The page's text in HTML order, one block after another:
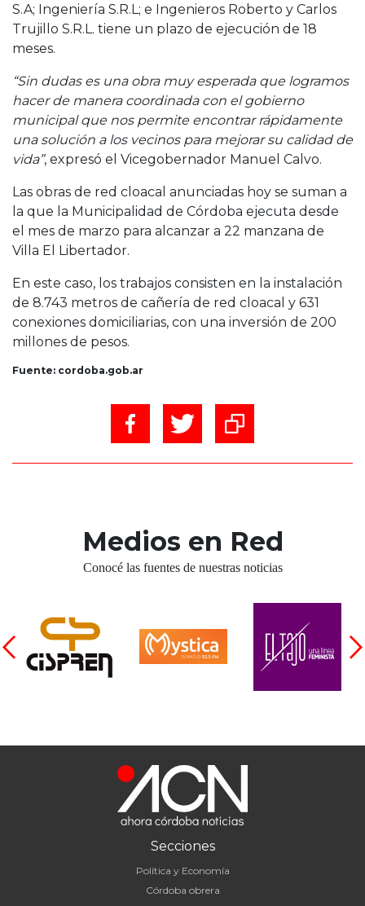
S.A; Ingeniería S.R.L; e Ingenieros Roberto y Carlos
Trujillo S.R.L. tiene un plazo de ejecución de 18
meses.
“Sin dudas es una obra muy esperada que logramos
hacer de manera coordinada con el gobierno
municipal que nos permite encontrar rápidamente
una solución a los vecinos para mejorar su calidad de
vida”, expresó el Vicegobernador Manuel Calvo.
Las obras de red cloacal anunciadas hoy se suman a
la que la Municipalidad de Córdoba ejecuta desde
el mes de marzo para alcanzar a 22 manzana de
Villa El Libertador.
En este caso, los trabajos consisten en la instalación
de 8.743 metros de cañería de red cloacal y 631
conexiones domiciliarias, con una inversión de 200
millones de pesos.
Fuente: cordoba.gob.ar
Medios en Red
Conocé las fuentes de nuestras noticias
Secciones
Política y Economía
Córdoba obrera